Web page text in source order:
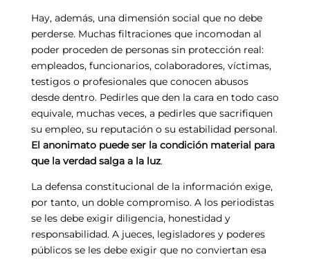
Hay, además, una dimensión social que no debe
perderse. Muchas filtraciones que incomodan al
poder proceden de personas sin protección real:
empleados, funcionarios, colaboradores, víctimas,
testigos o profesionales que conocen abusos
desde dentro. Pedirles que den la cara en todo caso
equivale, muchas veces, a pedirles que sacrifiquen
su empleo, su reputación o su estabilidad personal.
El anonimato puede ser la condición material para
que la verdad salga a la luz.
La defensa constitucional de la información exige,
por tanto, un doble compromiso. A los periodistas
se les debe exigir diligencia, honestidad y
responsabilidad. A jueces, legisladores y poderes
públicos se les debe exigir que no conviertan esa